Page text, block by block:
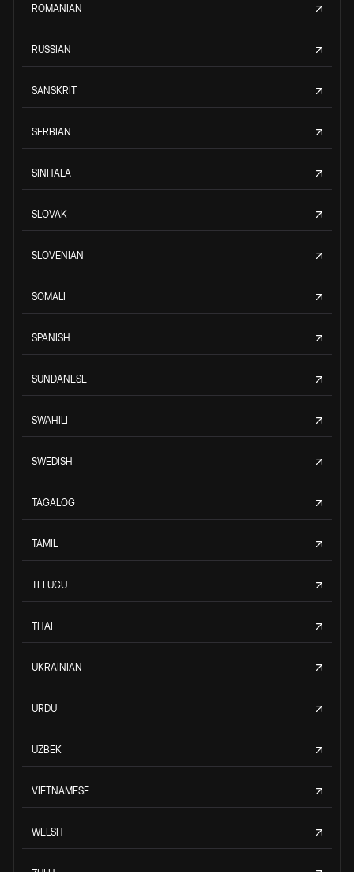
ROMANIAN
RUSSIAN
SANSKRIT
SERBIAN
SINHALA
SLOVAK
SLOVENIAN
SOMALI
SPANISH
SUNDANESE
SWAHILI
SWEDISH
TAGALOG
TAMIL
TELUGU
THAI
UKRAINIAN
URDU
UZBEK
VIETNAMESE
WELSH